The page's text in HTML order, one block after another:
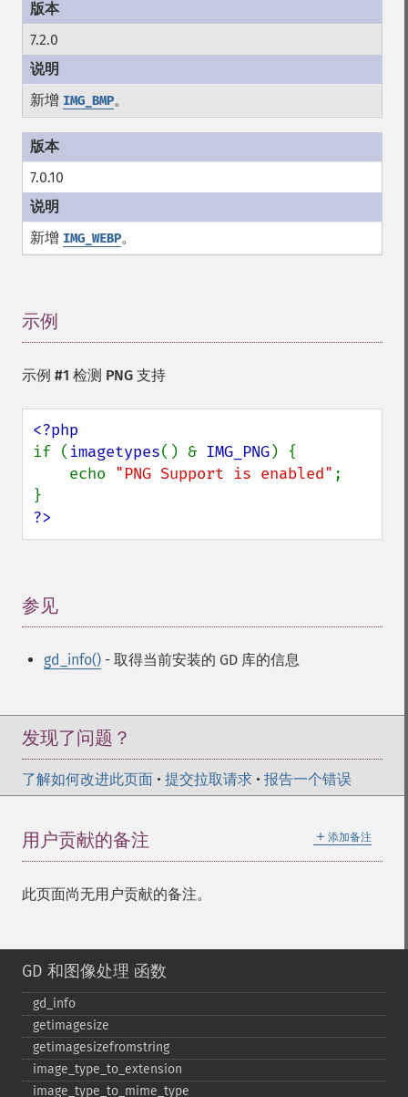
7.2.0
新增 IMG_BMP。
7.0.10
新增 IMG_WEBP。
示例
示例 #1 检测 PNG 支持
if ( imagetypes() & IMG_PNG) {
    echo
"PNG Support is enabled" ;
?>
参见
gd_info() - 取得当前安装的 GD 库的信息
发现了问题？
了解如何改进此页面 • 提交拉取请求 • 报告一个错误
＋ 添加备注
用户贡献的备注
此页面尚无用户贡献的备注。
GD 和图像处理 函数
gd_​info
getimagesize
getimagesizefromstring
image_​type_​to_​extension
image_​type_​to_​mime_​type